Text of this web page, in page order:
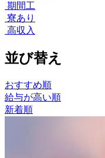
期間工
寮あり
高収入
並び替え
おすすめ順
給与が高い順
新着順